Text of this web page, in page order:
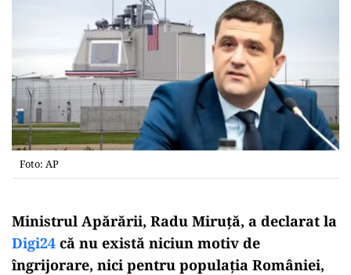
Foto: AP
Ministrul Apărării, Radu Miruță, a declarat la
Digi24 că nu există niciun motiv de
îngrijorare, nici pentru populația României,